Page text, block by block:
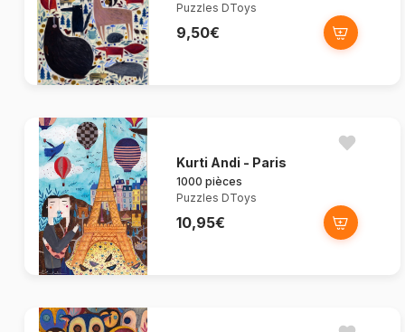
Puzzles DToys
9,50€
Kurti Andi - Paris
1000 pièces
Puzzles DToys
10,95€